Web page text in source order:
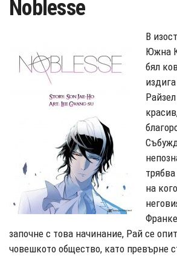
Noblesse
В
Южна
бял
на
започне с това начинание, Рай се
човешкото общество, като превърне